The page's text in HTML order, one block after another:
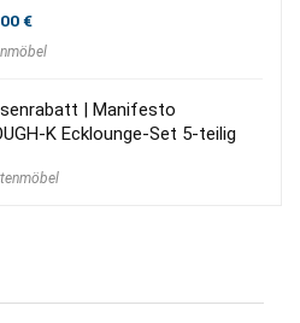
€Aktueller
ist:
| Manifesto
K Ecklounge-Set 5-teilig